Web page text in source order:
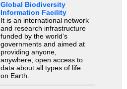
Global Biodiversity
Information Facility
It is an international network
and research infrastructure
funded by the world’s
governments and aimed at
providing anyone,
anywhere, open access to
data about all types of life
on Earth.